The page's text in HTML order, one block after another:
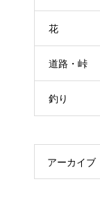
花
道路・峠
釣り
アーカイブ